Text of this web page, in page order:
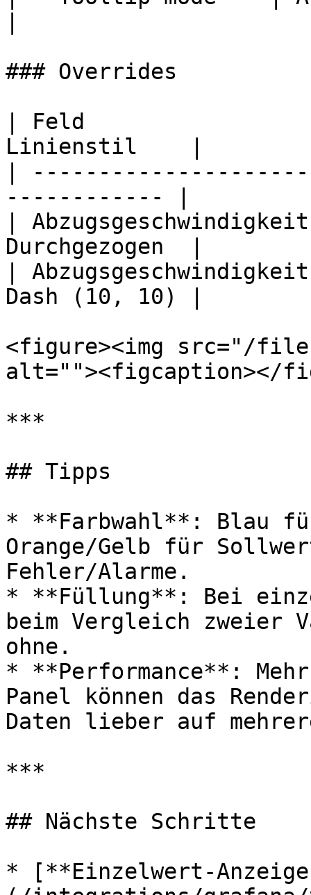
### Overrides
| Feld
Linienstil    |
|
------------ |
|
Durchgezogen  |
|
Dash (10, 10) |
<figure><img src="/files/
alt=""><figcaption></
***
## Tipps
* **Farbwahl**: Blau
Orange/Gelb für
Fehler/Alarme.
* **Füllung**: Bei
beim Vergleich zweier
ohne.
* **Performance**:
Panel können das
Daten lieber auf
***
## Nächste Schritte
* [**Einzelwert-